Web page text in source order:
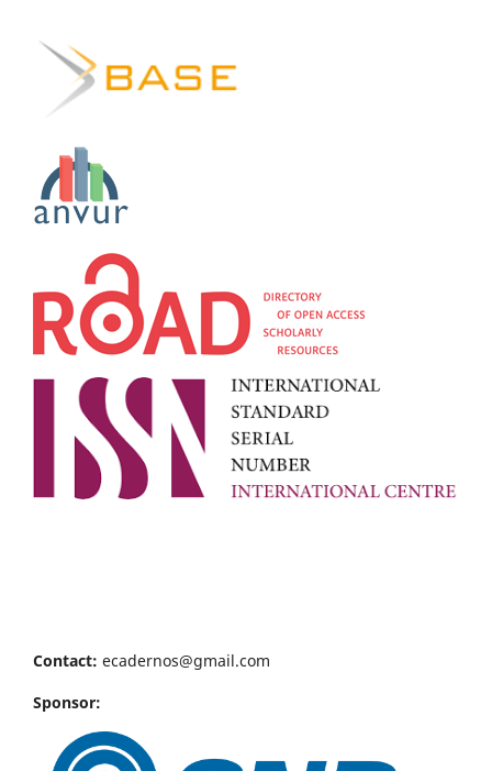
Contact: ecadernos@gmail.com
Sponsor: